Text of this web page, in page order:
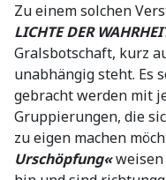
Zu einem solchen
LICHTE DER
Gralsbotschaft, kurz
unabhängig steht. Es
gebracht werden mit
Gruppierungen, die
zu eigen machen
Urschöpfung«weisen